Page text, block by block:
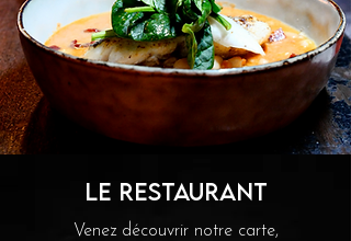
Le restaurant
Venez découvrir notre carte,